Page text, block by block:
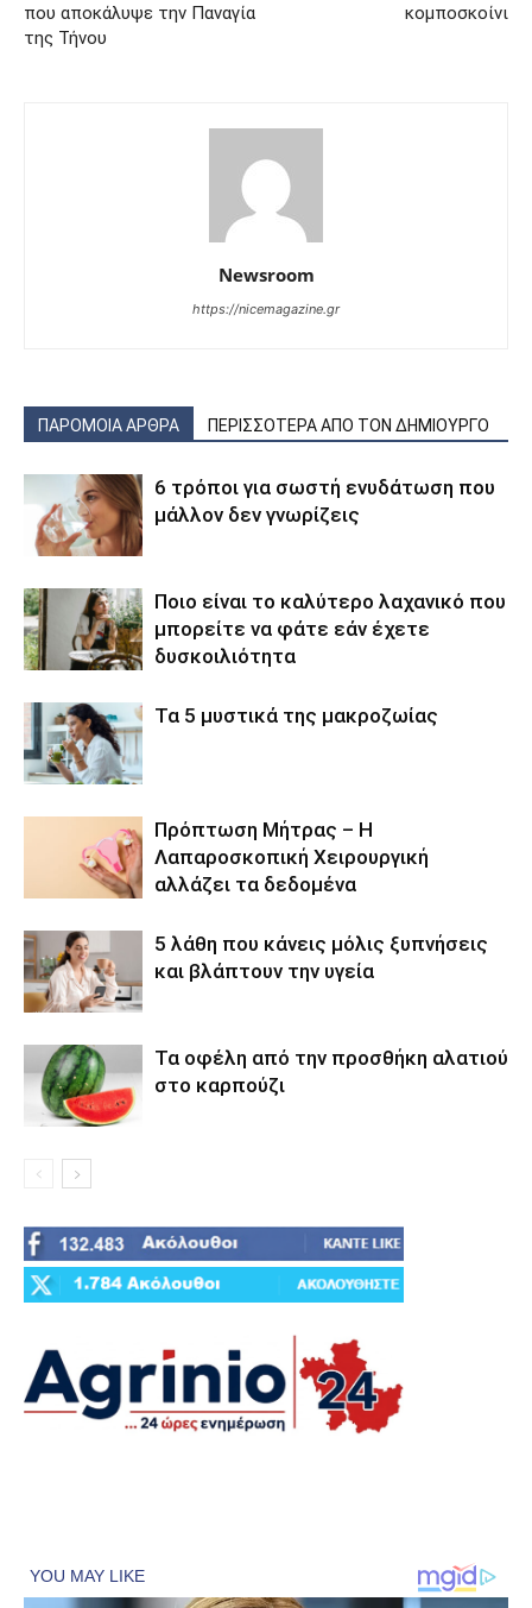
που αποκάλυψε την Παναγία
της Τήνου
κομποσκοίνι
Newsroom
https://nicemagazine.gr
ΠΑΡΟΜΟΙΑ ΑΡΘΡΑ ΠΕΡΙΣΣΟΤΕΡΑ ΑΠΟ ΤΟΝ ΔΗΜΙΟΥΡΓΟ
6 τρόποι για σωστή ενυδάτωση που
μάλλον δεν γνωρίζεις
Ποιο είναι το καλύτερο λαχανικό που
μπορείτε να φάτε εάν έχετε
δυσκοιλιότητα
Τα 5 μυστικά της μακροζωίας
Πρόπτωση Μήτρας – Η
Λαπαροσκοπική Χειρουργική
αλλάζει τα δεδομένα
5 λάθη που κάνεις μόλις ξυπνήσεις
και βλάπτουν την υγεία
Τα οφέλη από την προσθήκη αλατιού
στο καρπούζι